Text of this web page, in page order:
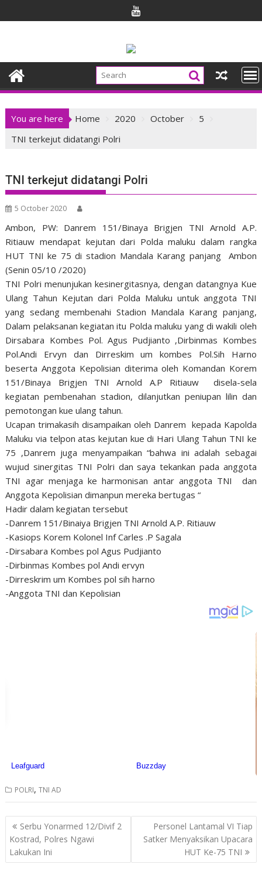
to
You are here Home 2020 October
5
TNI terkejut didatangi Polri
TNI terkejut didatangi Polri
5 October 2020
Ambon, PW: Danrem 151/Binaya Brigjen TNI Arnold A.P.
Ritiauw mendapat kejutan dari Polda maluku dalam rangka
HUT TNI ke 75 di stadion Mandala Karang panjang Ambon
(Senin 05/10 /2020)
TNI Polri menunjukan kesinergitasnya, dengan datangnya Kue
Ulang Tahun Kejutan dari Polda Maluku untuk anggota TNI
yang sedang membenahi Stadion Mandala Karang panjang,
Dalam pelaksanan kegiatan itu Polda maluku yang di wakili oleh
Dirsabara Kombes Pol. Agus Pudjianto ,Dirbinmas Kombes
Pol.Andi Ervyn dan Dirreskim um kombes Pol.Sih Harno
beserta Anggota Kepolisian diterima oleh Komandan Korem
151/Binaya Brigjen TNI Arnold A.P Ritiauw disela-sela
kegiatan pembenahan stadion, dilanjutkan peniupan lilin dan
pemotongan kue ulang tahun.
Ucapan trimakasih disampaikan oleh Danrem kepada Kapolda
Maluku via telpon atas kejutan kue di Hari Ulang Tahun TNI ke
75 ,Danrem juga menyampaikan “bahwa ini adalah sebagai
wujud sinergitas TNI Polri dan saya tekankan pada anggota
TNI agar menjaga ke harmonisan antar anggota TNI dan
Anggota Kepolisian dimanpun mereka bertugas “
Hadir dalam kegiatan tersebut
-Danrem 151/Binaiya Brigjen TNI Arnold A.P. Ritiauw
-Kasiops Korem Kolonel Inf Carles .P Sagala
-Dirsabara Kombes pol Agus Pudjianto
-Dirbinmas Kombes pol Andi ervyn
-Dirreskrim um Kombes pol sih harno
-Anggota TNI dan Kepolisian
POLRI,TNI AD
Post
navigation
Serbu Yonarmed 12/Divif 2
Kostrad, Polres Ngawi
Lakukan Ini
Personel Lantamal VI Tiap
Satker Menyaksikan Upacara
HUT Ke-75 TNI